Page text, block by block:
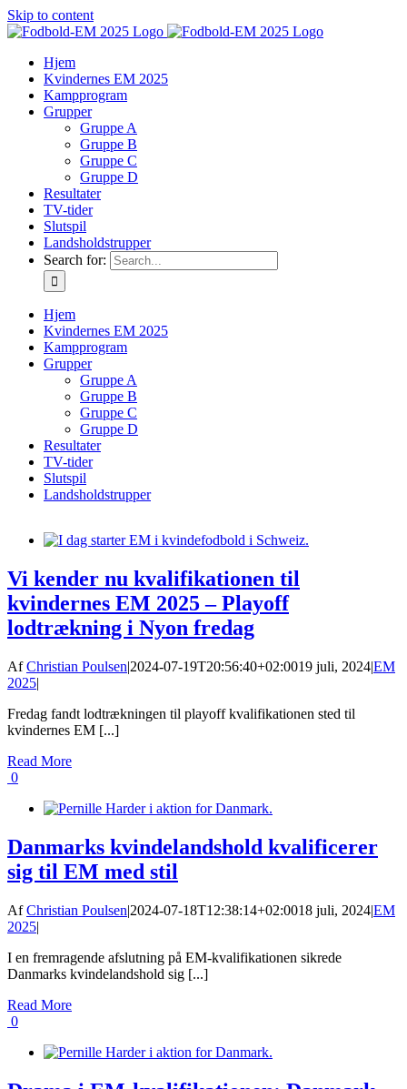
Skip to content
Hjem
Kvindernes EM 2025
Kampprogram
Grupper
Gruppe A
Gruppe B
Gruppe C
Gruppe D
Resultater
TV-tider
Slutspil
Landsholdstrupper
Search for:
Hjem
Kvindernes EM 2025
Kampprogram
Grupper
Gruppe A
Gruppe B
Gruppe C
Gruppe D
Resultater
TV-tider
Slutspil
Landsholdstrupper
Vi kender nu kvalifikationen til
kvindernes EM 2025 – Playoff
lodtrækning i Nyon fredag
AfChristian Poulsen|2024-07-19T20:56:40+02:0019 juli, 2024|EM
2025|
Fredag fandt lodtrækningen til playoff kvalifikationen sted til
kvindernes EM [...]
Read More
0
Danmarks kvindelandshold kvalificerer
sig til EM med stil
AfChristian Poulsen|2024-07-18T12:38:14+02:0018 juli, 2024|EM
2025|
I en fremragende afslutning på EM-kvalifikationen sikrede
Danmarks kvindelandshold sig [...]
Read More
0